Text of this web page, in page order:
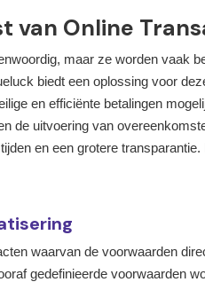
van Online
maar ze worden vaak
biedt een oplossing voor
en efficiënte betalingen
de uitvoering van
en een grotere
waarvan de voorwaarden
gedefinieerde voorwaarden